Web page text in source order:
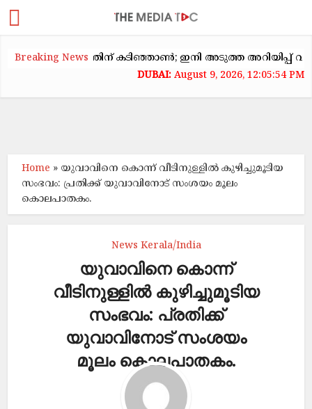
Breaking News
കടിഞ്ഞാൺ; ഇനി അടുത്ത അറിയിപ്പ് വരെ
August 9, 2026, 12:05:54 PM
Home » യുവാവിനെ കൊന്ന് വീടിനുള്ളിൽ കുഴിച്ചുമൂടിയ
സംഭവം: പ്രതിക്ക് യുവാവിനോട് സംശയം മൂലം
കൊലപാതകം.
News Kerala/India
യുവാവിനെ കൊന്ന്
വീടിനുള്ളിൽ കുഴിച്ചുമൂടിയ
സംഭവം: പ്രതിക്ക്
യുവാവിനോട് സംശയം
മൂലം കൊലപാതകം.